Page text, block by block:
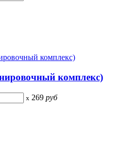
комплекс)
x 269 руб